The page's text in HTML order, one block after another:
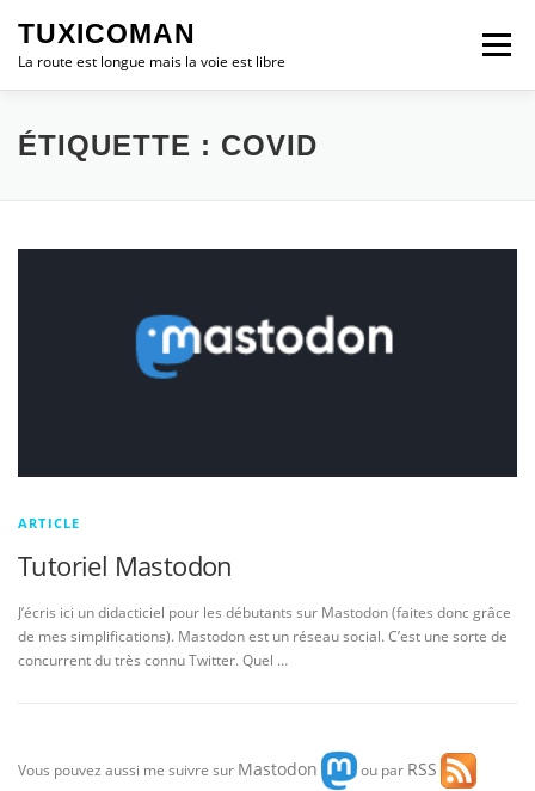
contenu
TUXICOMAN
La route est longue mais la voie est libre
Menu
LOGICIEL LIBRE SÉCURITÉ
ÉTIQUETTE : COVID
ARTICLE
Tutoriel Mastodon
J’écris ici un didacticiel pour les débutants sur Mastodon (faites donc grâce
de mes simplifications). Mastodon est un réseau social. C’est une sorte de
concurrent du très connu Twitter. Quel …
Vous pouvez aussi me suivre sur Mastodon ou par RSS